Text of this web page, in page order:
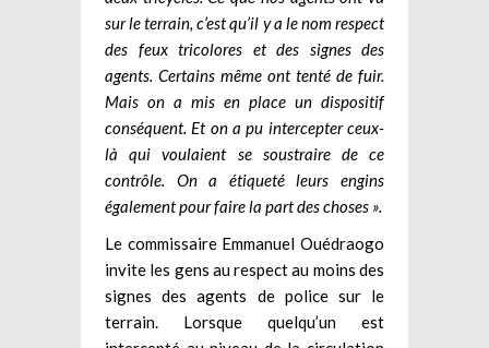
sur le terrain, c’est qu’il y a le nom respect
des feux tricolores et des signes des
agents. Certains même ont tenté de fuir.
Mais on a mis en place un dispositif
conséquent. Et on a pu intercepter ceux-
là qui voulaient se soustraire de ce
contrôle. On a étiqueté leurs engins
également pour faire la part des choses ».
Le commissaire Emmanuel Ouédraogo
invite les gens au respect au moins des
signes des agents de police sur le
terrain. Lorsque quelqu’un est